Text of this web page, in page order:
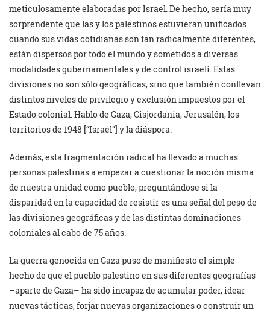
meticulosamente elaboradas por Israel. De hecho, sería muy
sorprendente que las y los palestinos estuvieran unificados
cuando sus vidas cotidianas son tan radicalmente diferentes,
están dispersos por todo el mundo y sometidos a diversas
modalidades gubernamentales y de control israelí. Estas
divisiones no son sólo geográficas, sino que también conllevan
distintos niveles de privilegio y exclusión impuestos por el
Estado colonial. Hablo de Gaza, Cisjordania, Jerusalén, los
territorios de 1948 [“Israel”] y la diáspora.
Además, esta fragmentación radical ha llevado a muchas
personas palestinas a empezar a cuestionar la noción misma
de nuestra unidad como pueblo, preguntándose si la
disparidad en la capacidad de resistir es una señal del peso de
las divisiones geográficas y de las distintas dominaciones
coloniales al cabo de 75 años.
La guerra genocida en Gaza puso de manifiesto el simple
hecho de que el pueblo palestino en sus diferentes geografías
–aparte de Gaza– ha sido incapaz de acumular poder, idear
nuevas tácticas, forjar nuevas organizaciones o construir un